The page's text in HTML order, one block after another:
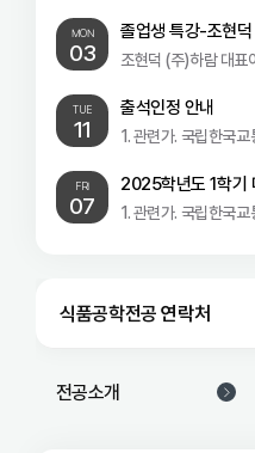
MON
03
졸업생 특강-조현
TUE
11
출석인정 안내
FRI
07
2025학년도 1학기
정 신청 안내
식품공학전공 연락처
전공소개